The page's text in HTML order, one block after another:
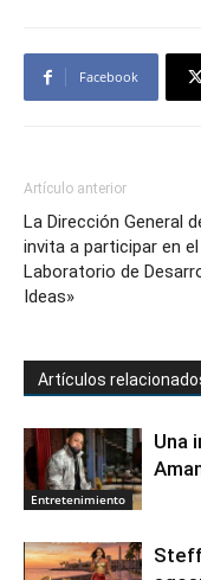
Facebook
Artículo anterior
La Dirección General
invita a participar en el
Laboratorio de
Ideas»
Artículos
Entretenimiento
Una